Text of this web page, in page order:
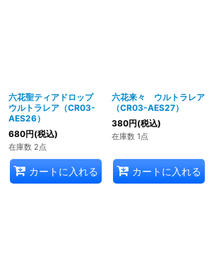
六花聖ティアドロップ
ウルトラレア（CR03-
AES26）
680円(税込)
在庫数 2点
カートに入れる
六花来々 ウルトラレア
（CR03-AES27）
380円(税込)
在庫数 1点
カートに入れる